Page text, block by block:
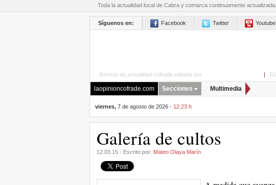
Toda la actualidad local de Cabra y comarca continuamente
Síguenos en: Facebook Twitter Youtube
Revista de actualidad cofrade editada por |
laopinioncofrade.com Secciones Multimedia
viernes,7 de agosto de 2026 - 12:23 h
Galería de cultos
12.03.15 - Escrito por: Mateo Olaya Marín